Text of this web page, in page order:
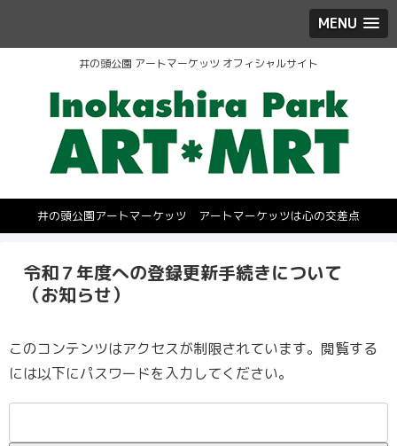
MENU
井の頭公園 アートマーケッツ オフィシャルサイト
井の頭公園アートマーケッツ アートマーケッツは心の交差点
令和７年度への登録更新手続きについて
（お知らせ）
このコンテンツはアクセスが制限されています。閲覧する
には以下にパスワードを入力してください。